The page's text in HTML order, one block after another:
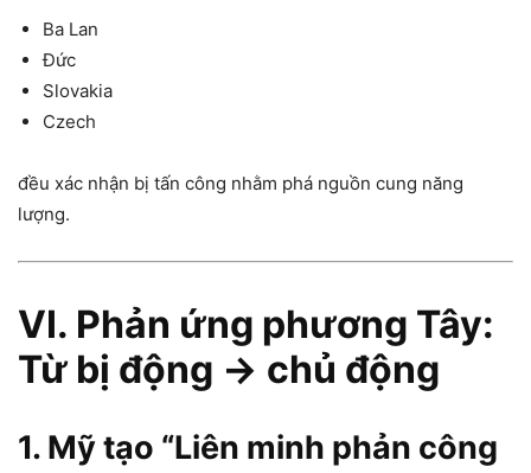
Ba Lan
Đức
Slovakia
Czech
đều xác nhận bị tấn công nhằm phá nguồn cung năng
lượng.
VI. Phản ứng phương Tây:
Từ bị động → chủ động
1. Mỹ tạo “Liên minh phản công